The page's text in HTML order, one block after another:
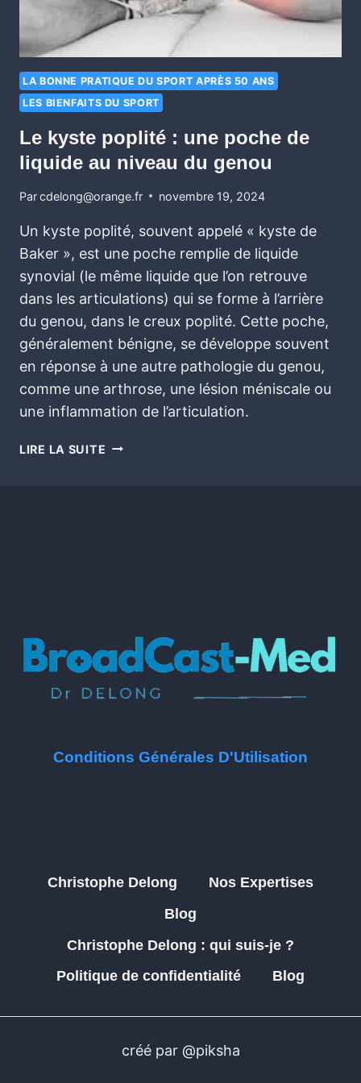
LA BONNE PRATIQUE DU SPORT APRÈS 50 ANS
LES BIENFAITS DU SPORT
Le kyste poplité : une poche de
liquide au niveau du genou
Parcdelong@orange.fr novembre 19, 2024
Un kyste poplité, souvent appelé « kyste de
Baker », est une poche remplie de liquide
synovial (le même liquide que l’on retrouve
dans les articulations) qui se forme à l’arrière
du genou, dans le creux poplité. Cette poche,
généralement bénigne, se développe souvent
en réponse à une autre pathologie du genou,
comme une arthrose, une lésion méniscale ou
une inflammation de l’articulation.
LIRE LA SUITE
Conditions Générales D'Utilisation
Christophe Delong
Nos Expertises
Blog
Christophe Delong : qui suis-je ?
Politique de confidentialité
Blog
créé par @piksha